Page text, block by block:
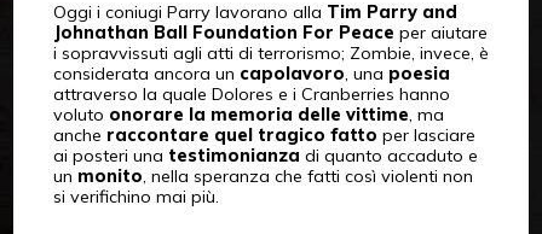
Oggi i coniugi Parry lavorano alla Tim Parry and
Johnathan Ball Foundation For Peace per aiutare
i sopravvissuti agli atti di terrorismo; Zombie, invece, è
considerata ancora un capolavoro, una poesia
attraverso la quale Dolores e i Cranberries hanno
voluto onorare la memoria delle vittime, ma
anche raccontare quel tragico fatto per lasciare
ai posteri una testimonianza di quanto accaduto e
un monito, nella speranza che fatti così violenti non
si verifichino mai più.